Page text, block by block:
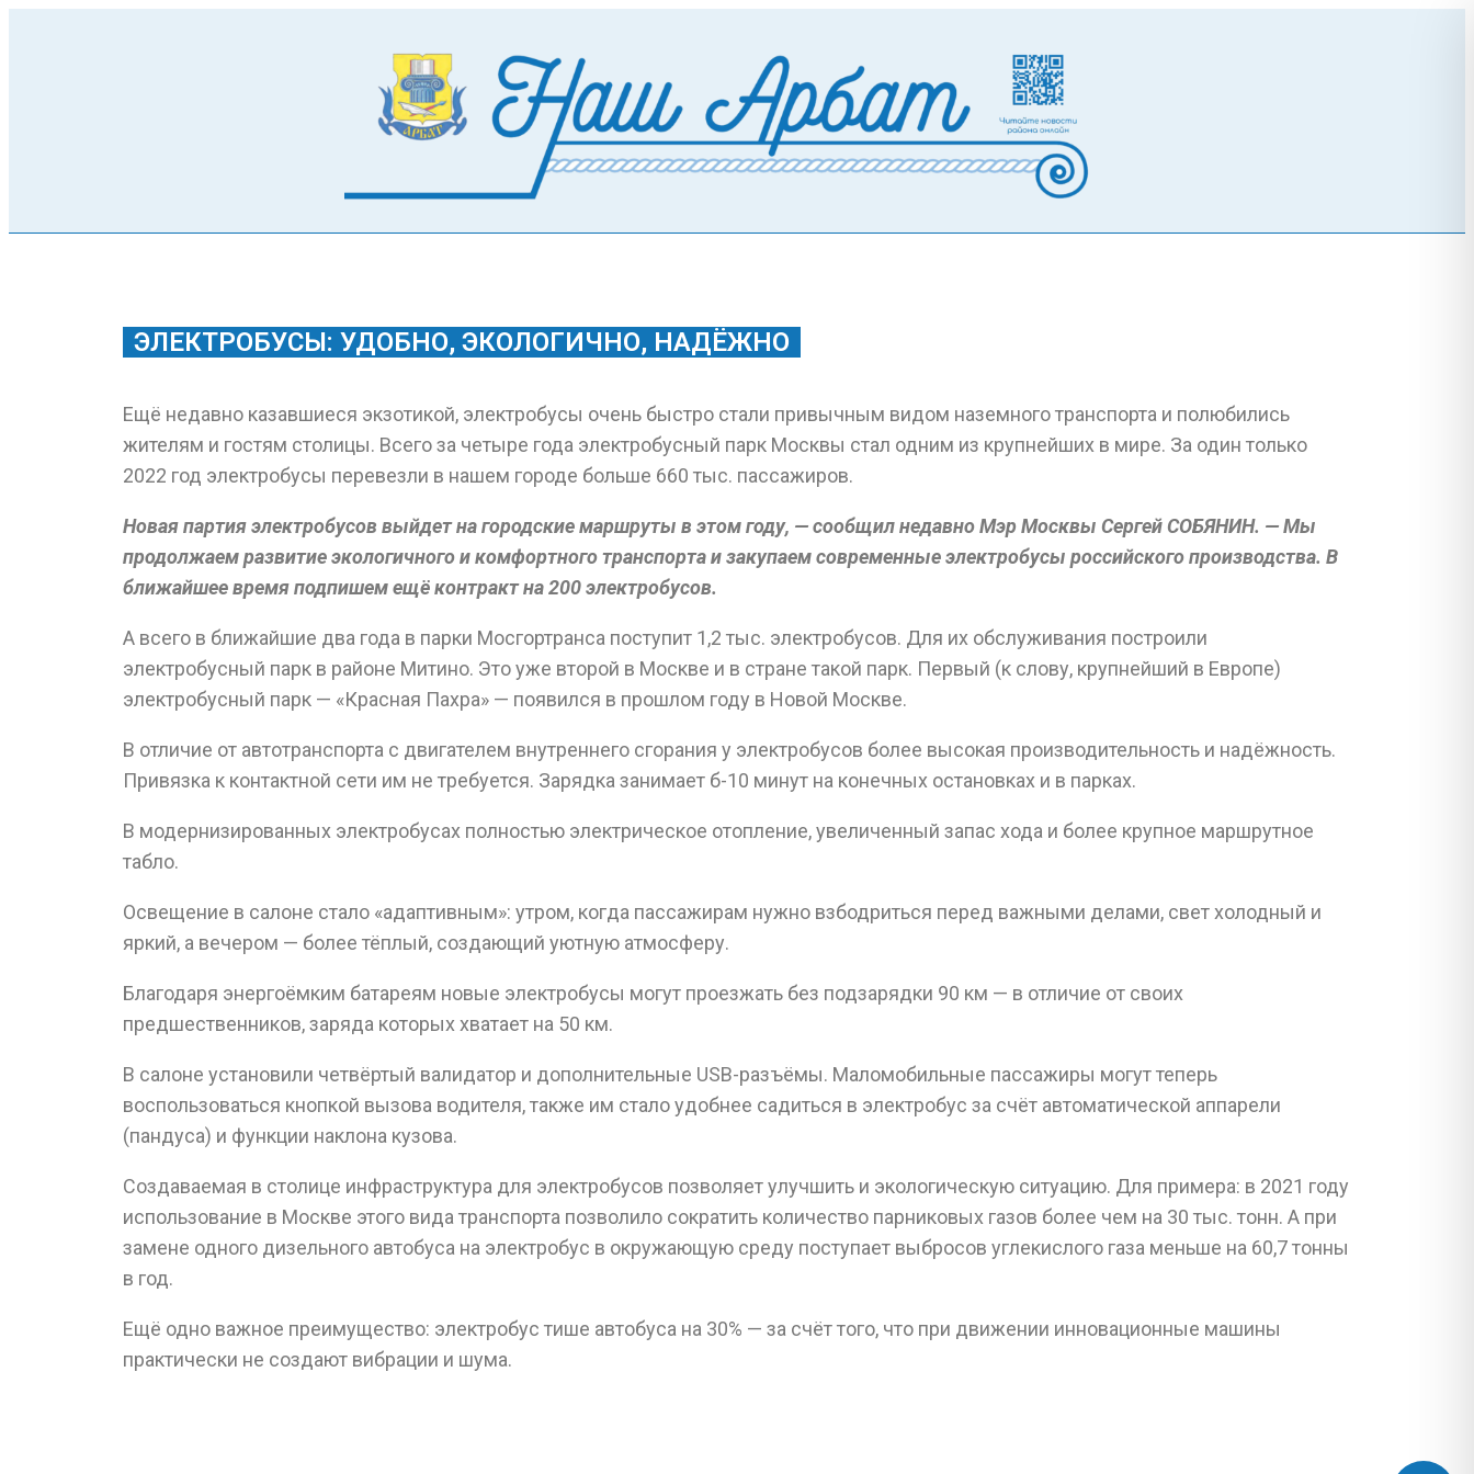
ЭЛЕКТРОБУСЫ: УДОБНО, ЭКОЛОГИЧНО, НАДЁЖНО
Ещё недавно казавшиеся экзотикой, электробусы очень быстро стали привычным видом наземного транспорта и полюбились
жителям и гостям столицы. Всего за четыре года электробусный парк Москвы стал одним из крупнейших в мире. За один только
2022 год электробусы перевезли в нашем городе больше 660 тыс. пассажиров.
Новая партия электробусов выйдет на городские маршруты в этом году, — сообщил недавно Мэр Москвы Сергей СОБЯНИН. — Мы
продолжаем развитие экологичного и комфортного транспорта и закупаем современные электробусы российского производства. В
ближайшее время подпишем ещё контракт на 200 электробусов.
А всего в ближайшие два года в парки Мосгортранса поступит 1,2 тыс. электробусов. Для их обслуживания построили
электробусный парк в районе Митино. Это уже второй в Москве и в стране такой парк. Первый (к слову, крупнейший в Европе)
электробусный парк — «Красная Пахра» — появился в прошлом году в Новой Москве.
В отличие от автотранспорта с двигателем внутреннего сгорания у электробусов более высокая производительность и надёжность.
Привязка к контактной сети им не требуется. Зарядка занимает б-10 минут на конечных остановках и в парках.
В модернизированных электробусах полностью электрическое отопление, увеличенный запас хода и более крупное маршрутное
табло.
Освещение в салоне стало «адаптивным»: утром, когда пассажирам нужно взбодриться перед важными делами, свет холодный и
яркий, а вечером — более тёплый, создающий уютную атмосферу.
Благодаря энергоёмким батареям новые электробусы могут проезжать без подзарядки 90 км — в отличие от своих
предшественников, заряда которых хватает на 50 км.
В салоне установили четвёртый валидатор и дополнительные USB-разъёмы. Маломобильные пассажиры могут теперь
воспользоваться кнопкой вызова водителя, также им стало удобнее садиться в электробус за счёт автоматической аппарели
(пандуса) и функции наклона кузова.
Создаваемая в столице инфраструктура для электробусов позволяет улучшить и экологическую ситуацию. Для примера: в 2021 году
использование в Москве этого вида транспорта позволило сократить количество парниковых газов более чем на 30 тыс. тонн. А при
замене одного дизельного автобуса на электробус в окружающую среду поступает выбросов углекислого газа меньше на 60,7 тонны
в год.
Ещё одно важное преимущество: электробус тише автобуса на 30% — за счёт того, что при движении инновационные машины
практически не создают вибрации и шума.